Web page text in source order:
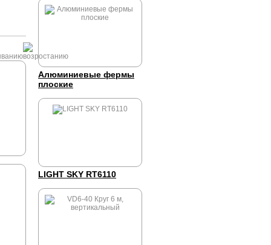
Алюминиевые фермы
плоские
LIGHT SKY RT6110